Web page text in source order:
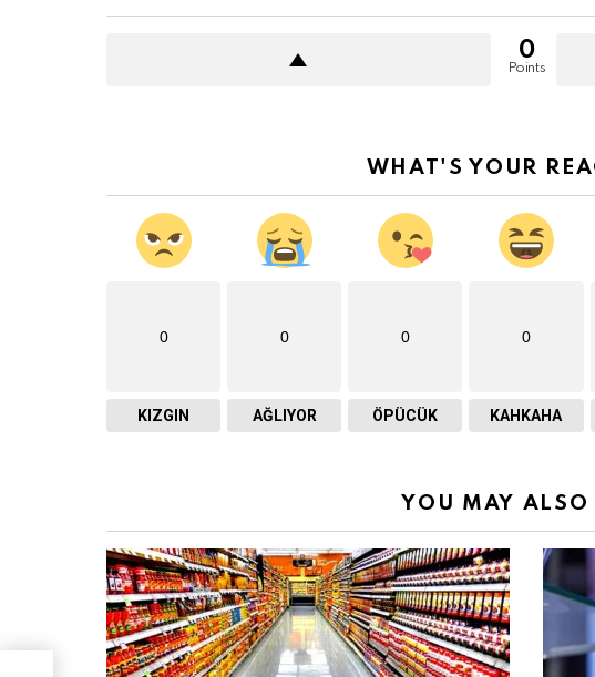
0
Points
WHAT'S YOUR
0
KIZGIN
0
AĞLIYOR
0
ÖPÜCÜK
0
KAHKAHA
YOU MAY ALSO